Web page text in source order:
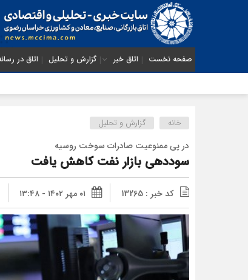
صفحه نخست اتاق خبر گزارش و تحلیل اتاق در
خانه گزارش و تحلیل
در پی ممنوعیت صادرات سوخت روسیه
سوددهی بازار نفت کاهش یافت
کد خبر : 13265 ۰۱ مهر ۱۴۰۲ - ۱۳:۴۸